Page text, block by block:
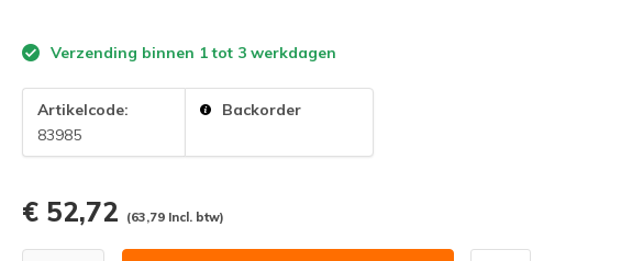
Verzending binnen 1 tot 3 werkdagen
Artikelcode:
83985
Backorder
€ 52,72 (63,79 Incl. btw)